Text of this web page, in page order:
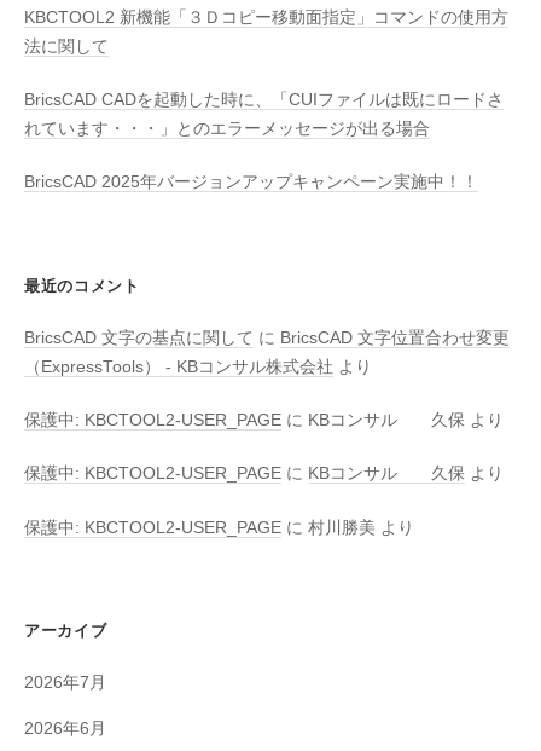
KBCTOOL2 新機能「３Ｄコピー移動面指定」コマンドの使用方
法に関して
BricsCAD CADを起動した時に、「CUIファイルは既にロードさ
れています・・・」とのエラーメッセージが出る場合
BricsCAD 2025年バージョンアップキャンペーン実施中！！
最近のコメント
BricsCAD 文字の基点に関して に BricsCAD 文字位置合わせ変更
（ExpressTools） - KBコンサル株式会社 より
保護中: KBCTOOL2-USER_PAGE に KBコンサル 久保 より
保護中: KBCTOOL2-USER_PAGE に KBコンサル 久保 より
保護中: KBCTOOL2-USER_PAGE に 村川勝美 より
アーカイブ
2026年7月
2026年6月